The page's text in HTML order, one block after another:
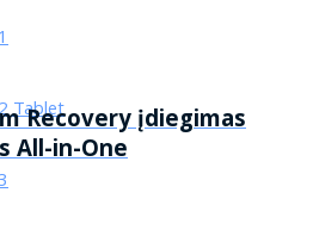
Tablet
Recovery įdiegimas
All-in-One